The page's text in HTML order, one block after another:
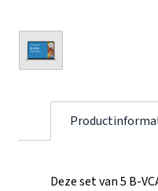
Deze set van 5 B-